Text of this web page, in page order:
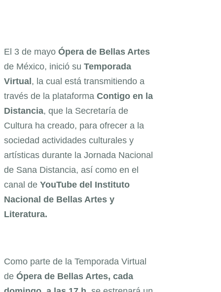
El 3 de mayo Ópera de Bellas Artes
de México, inició su Temporada
Virtual, la cual está transmitiendo a
través de la plataforma Contigo en la
Distancia, que la Secretaría de
Cultura ha creado, para ofrecer a la
sociedad actividades culturales y
artísticas durante la Jornada Nacional
de Sana Distancia, así como en el
canal de YouTube del Instituto
Nacional de Bellas Artes y
Literatura.
Como parte de la Temporada Virtual
de Ópera de Bellas Artes, cada